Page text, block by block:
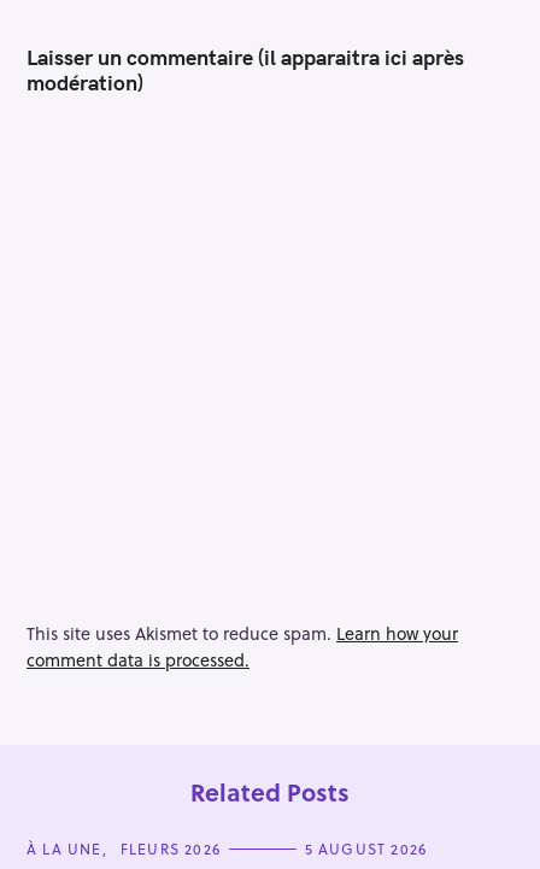
Laisser un commentaire (il apparaitra ici après
modération)
This site uses Akismet to reduce spam. Learn how your
comment data is processed.
Related Posts
C
À LA UNE FLEURS 2026 5 AUGUST 2026